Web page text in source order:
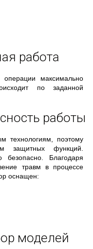
работа
максимально
по заданной
работы
технологиям, поэтому
защитных функций.
Благодаря
травм в процессе
оснащен:
моделей